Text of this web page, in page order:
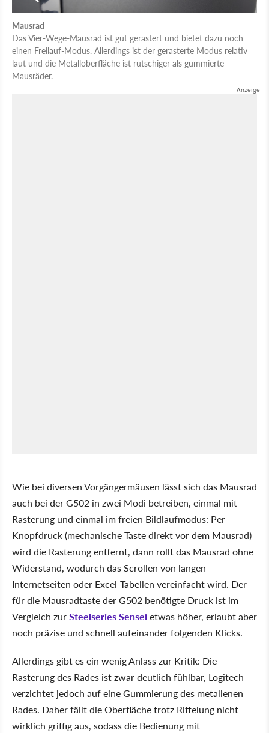
Mausrad
Das Vier-Wege-Mausrad ist gut gerastert und bietet dazu noch
einen Freilauf-Modus. Allerdings ist der gerasterte Modus relativ
laut und die Metalloberfläche ist rutschiger als gummierte
Mausräder.
Wie bei diversen Vorgängermäusen lässt sich das Mausrad
auch bei der G502 in zwei Modi betreiben, einmal mit
Rasterung und einmal im freien Bildlaufmodus: Per
Knopfdruck (mechanische Taste direkt vor dem Mausrad)
wird die Rasterung entfernt, dann rollt das Mausrad ohne
Widerstand, wodurch das Scrollen von langen
Internetseiten oder Excel-Tabellen vereinfacht wird. Der
für die Mausradtaste der G502 benötigte Druck ist im
Vergleich zurSteelseries Senseietwas höher, erlaubt aber
noch präzise und schnell aufeinander folgenden Klicks.
Allerdings gibt es ein wenig Anlass zur Kritik: Die
Rasterung des Rades ist zwar deutlich fühlbar, Logitech
verzichtet jedoch auf eine Gummierung des metallenen
Rades. Daher fällt die Oberfläche trotz Riffelung nicht
wirklich griffig aus, sodass die Bedienung mit